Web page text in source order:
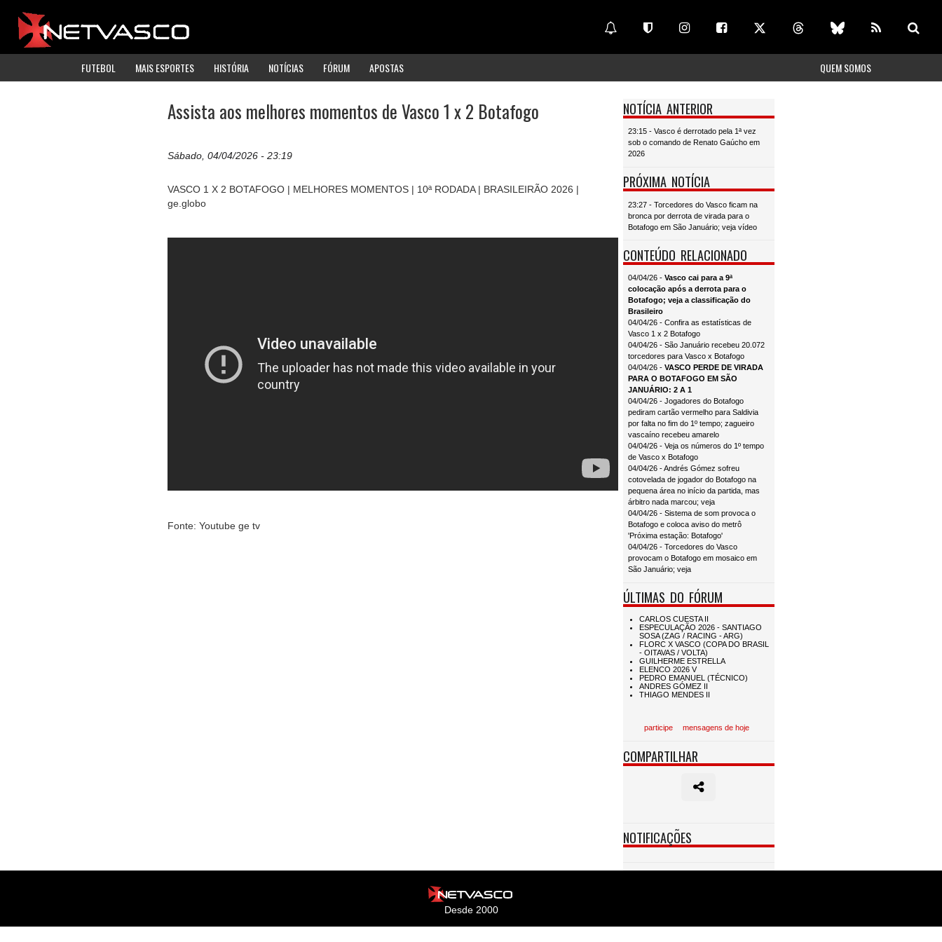
FUTEBOL MAIS ESPORTES HISTÓRIA NOTÍCIAS FÓRUM APOSTAS QUEM SOMOS
Assista aos melhores momentos de Vasco 1 x 2 Botafogo
Sábado, 04/04/2026 - 23:19
VASCO 1 X 2 BOTAFOGO | MELHORES MOMENTOS | 10ª RODADA | BRASILEIRÃO 2026 |
ge.globo
Fonte: Youtube ge tv
NOTÍCIA ANTERIOR
23:15 - Vasco é derrotado pela 1ª vez
sob o comando de Renato Gaúcho em
2026
PRÓXIMA NOTÍCIA
23:27 - Torcedores do Vasco ficam na
bronca por derrota de virada para o
Botafogo em São Januário; veja vídeo
CONTEÚDO RELACIONADO
04/04/26 - Vasco cai para a 9ª
colocação após a derrota para o
Botafogo; veja a classificação do
Brasileiro
04/04/26 - Confira as estatísticas de
Vasco 1 x 2 Botafogo
04/04/26 - São Januário recebeu 20.072
torcedores para Vasco x Botafogo
04/04/26 - VASCO PERDE DE VIRADA
PARA O BOTAFOGO EM SÃO
JANUÁRIO: 2 A 1
04/04/26 - Jogadores do Botafogo
pediram cartão vermelho para Saldivia
por falta no fim do 1º tempo; zagueiro
vascaíno recebeu amarelo
04/04/26 - Veja os números do 1º tempo
de Vasco x Botafogo
04/04/26 - Andrés Gómez sofreu
cotovelada de jogador do Botafogo na
pequena área no início da partida, mas
árbitro nada marcou; veja
04/04/26 - Sistema de som provoca o
Botafogo e coloca aviso do metrô
'Próxima estação: Botafogo'
04/04/26 - Torcedores do Vasco
provocam o Botafogo em mosaico em
São Januário; veja
ÚLTIMAS DO FÓRUM
participe mensagens de hoje
COMPARTILHAR
NOTIFICAÇÕES
Desde 2000